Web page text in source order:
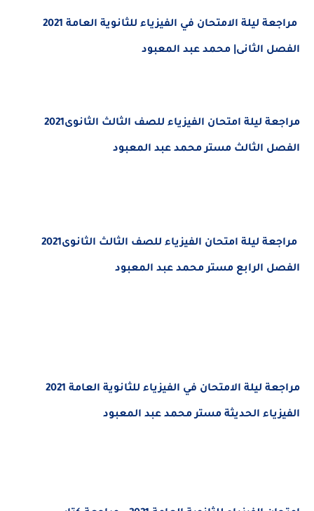
مراجعة ليلة الامتحان في الفيزياء للثانوية العامة 2021
الفصل الثانى| محمد عبد المعبود
مراجعة ليلة امتحان الفيزياء للصف الثالث الثانوى2021
الفصل الثالث مستر محمد عبد المعبود
مراجعة ليلة امتحان الفيزياء للصف الثالث الثانوى2021
الفصل الرابع مستر محمد عبد المعبود
مراجعة ليلة الامتحان في الفيزياء للثانوية العامة 2021
الفيزياء الحديثة مستر محمد عبد المعبود